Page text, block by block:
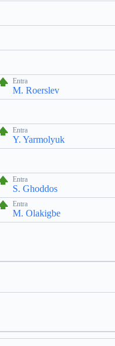
Entra
M. Roerslev
Entra
Y. Yarmolyuk
Entra
S. Ghoddos
Entra
M. Olakigbe